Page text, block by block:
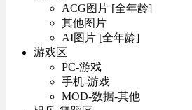
ACG图片 [全年龄]
其他图片
AI图片 [全年龄]
游戏区
PC-游戏
手机-游戏
MOD-数据-其他